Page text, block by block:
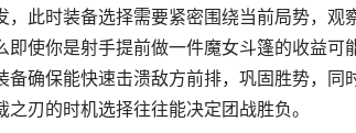
此时装备选择需要紧密围绕当前局势，观
即使你是射手提前做一件魔女斗篷的收益可
备确保能快速击溃敌方前排，巩固胜势，同
刃的时机选择往往能决定团战胜负。